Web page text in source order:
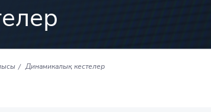
Динамикалық кестелер